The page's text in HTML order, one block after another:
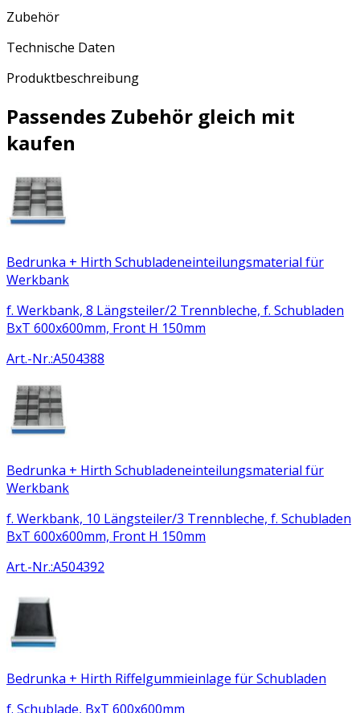
Zubehör
Technische Daten
Produktbeschreibung
Passendes Zubehör gleich mit
kaufen
Bedrunka + Hirth Schubladeneinteilungsmaterial für
Werkbank
f. Werkbank, 8 Längsteiler/2 Trennbleche, f. Schubladen
BxT 600x600mm, Front H 150mm
Art.-Nr.:A504388
Bedrunka + Hirth Schubladeneinteilungsmaterial für
Werkbank
f. Werkbank, 10 Längsteiler/3 Trennbleche, f. Schubladen
BxT 600x600mm, Front H 150mm
Art.-Nr.:A504392
Bedrunka + Hirth Riffelgummieinlage für Schubladen
f. Schublade, BxT 600x600mm